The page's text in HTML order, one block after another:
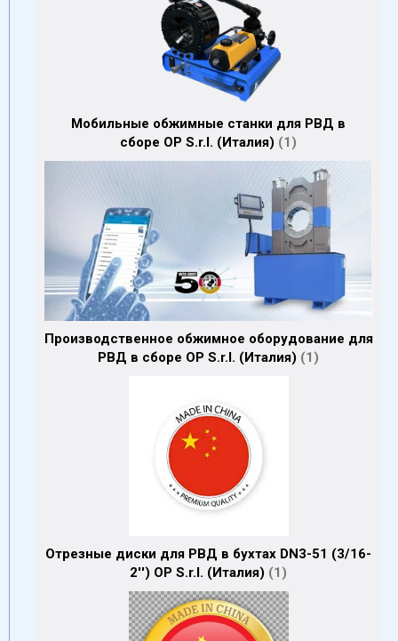
Мобильные обжимные станки для РВД в
сборе OP S.r.l. (Италия)
1
Производственное обжимное оборудование для
РВД в сборе OP S.r.l. (Италия)
1
Отрезные диски для РВД в бухтах DN3-51 (3/16-
2'') OP S.r.l. (Италия)
1